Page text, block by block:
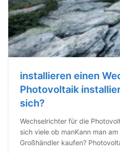
installieren einen
Photovoltaik
sich?
Wechselrichter für die
sich viele ob manKann man
Großhändler kaufen?